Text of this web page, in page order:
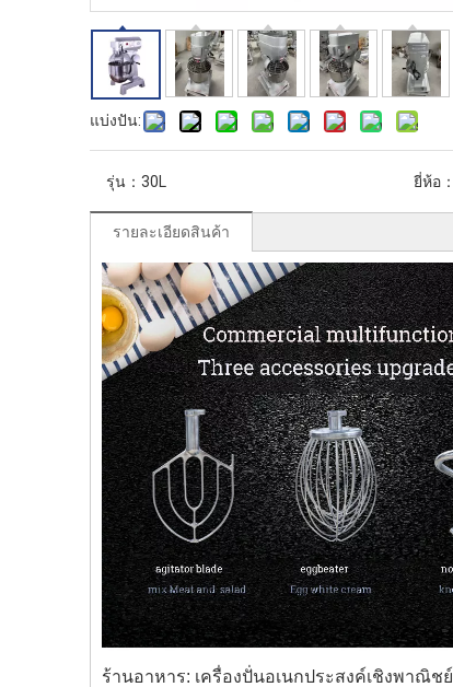
แบ่งปัน:
รุ่น： 30L ยี่ห้อ：
รายละเอียดสินค้า
ร้านอาหาร: เครื่องปั่นอเนกประสงค์เชิงพาณิชย์